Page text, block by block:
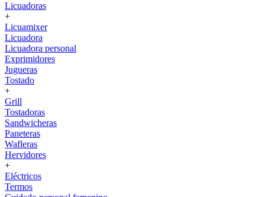
Licuadoras
+
Licuamixer
Licuadora
Licuadora personal
Exprimidores
Jugueras
Tostado
+
Grill
Tostadoras
Sandwicheras
Paneteras
Wafleras
Hervidores
+
Eléctricos
Termos